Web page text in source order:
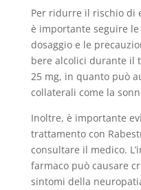
Per ridurre il rischio di
è importante seguire
dosaggio e le
bere alcolici durante il
25 mg, in quanto può
collaterali come la
Inoltre, è importante
trattamento con
consultare il medico.
farmaco può causare
sintomi della